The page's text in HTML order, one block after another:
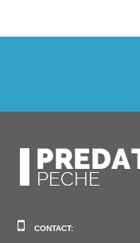
CONTACT: